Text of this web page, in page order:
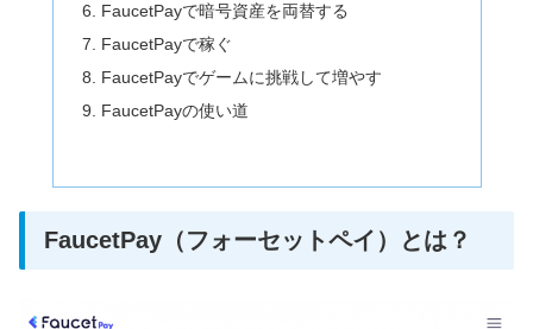
FaucetPayで暗号資産を両替する
FaucetPayで稼ぐ
FaucetPayでゲームに挑戦して増やす
FaucetPayの使い道
FaucetPay（フォーセットペイ）とは？